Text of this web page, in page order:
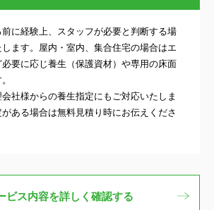
に経験上、スタッフが必要と判断する場
ます。屋内・室内、集合住宅の場合はエ
要に応じ養生（保護資材）や専用の床面
社様からの養生指定にもご対応いたしま
ある場合は無料見積り時にお伝えくださ
ビス内容を詳しく確認する